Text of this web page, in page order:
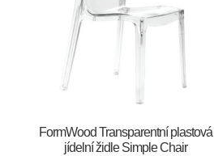
FormWood Transparentní plastová
jídelní židle Simple Chair